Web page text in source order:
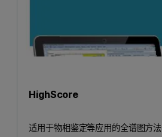
HighScore
适用于物相鉴定等应用的全谱图方法